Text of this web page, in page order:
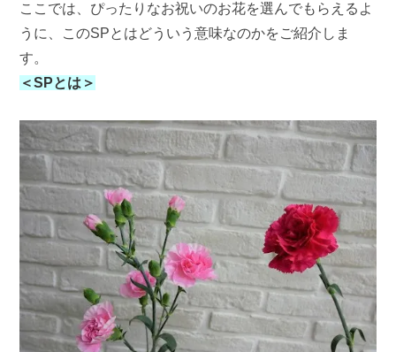
ここでは、ぴったりなお祝いのお花を選んでもらえるよ
うに、このSPとはどういう意味なのかをご紹介しま
す。
＜SPとは＞